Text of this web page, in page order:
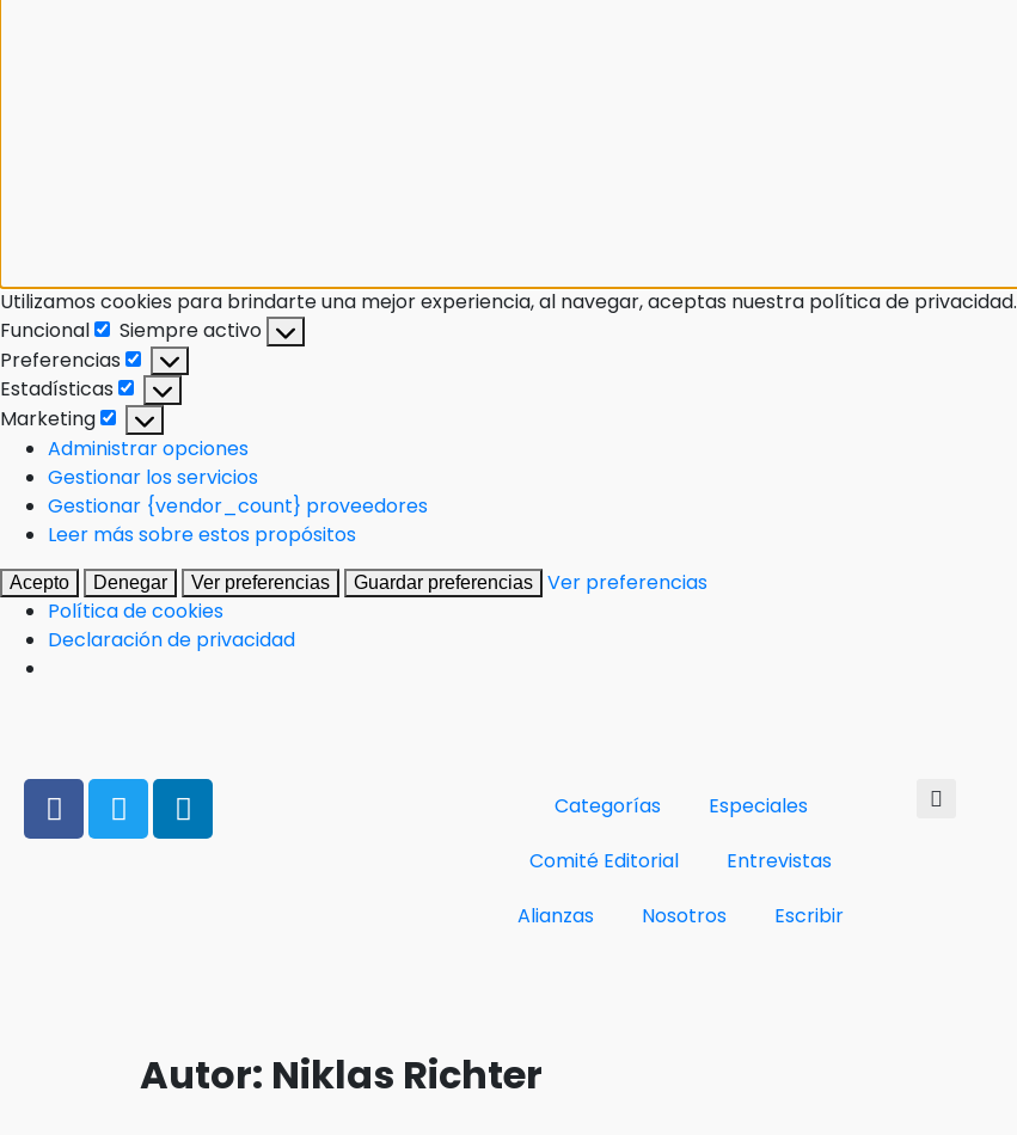
Utilizamos cookies para brindarte una mejor experiencia, al navegar, aceptas nuestra política de privacidad.
Funcional
Siempre activo
Preferencias
Estadísticas
Marketing
Administrar opciones
Gestionar los servicios
Gestionar {vendor_count} proveedores
Leer más sobre estos propósitos
Acepto Denegar Ver preferencias Guardar preferencias
Ver preferencias
Política de cookies
Declaración de privacidad
Categorías
Especiales
Comité Editorial
Entrevistas
Alianzas
Nosotros Escribir
Autor: Niklas Richter